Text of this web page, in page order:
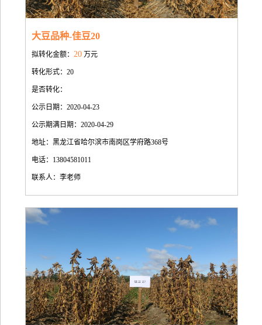
大豆品种-佳豆20
拟转化金额：20 万元
转化形式：20
是否转化：
公示日期：2020-04-23
公示期满日期：2020-04-29
地址：黑龙江省哈尔滨市南岗区学府路368号
电话：13804581011
联系人：李老师